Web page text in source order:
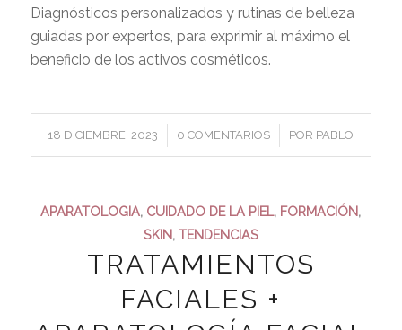
Diagnósticos personalizados y rutinas de belleza
guiadas por expertos, para exprimir al máximo el
beneficio de los activos cosméticos.
18 DICIEMBRE, 2023
/ 0 COMENTARIOS
/ POR PABLO
APARATOLOGIA, CUIDADO DE LA PIEL, FORMACIÓN,
SKIN, TENDENCIAS
TRATAMIENTOS
FACIALES +